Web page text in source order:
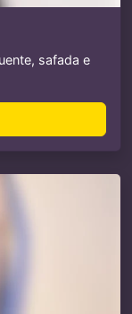
safada e